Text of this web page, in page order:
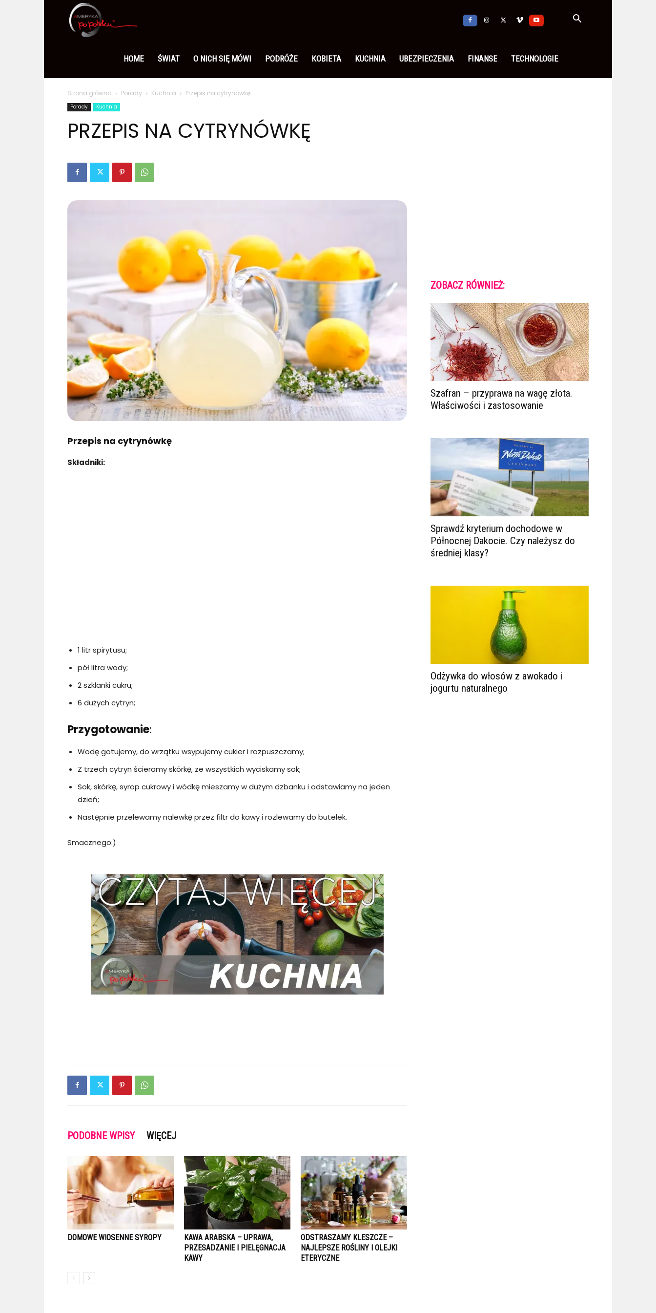
po
polsku
HOME ŚWIAT O NICH SIĘ MÓWI PODRÓŻE KOBIETA KUCHNIA UBEZPIECZENIA FINANSE TECHNOLOGIE
Strona główna Porady Kuchnia Przepis na cytrynówkę
Porady Kuchnia
PRZEPIS NA CYTRYNÓWKĘ
Przepis na cytrynówkę
Składniki:
1 litr spirytusu;
pół litra wody;
2 szklanki cukru;
6 dużych cytryn;
Przygotowanie:
Wodę gotujemy, do wrzątku wsypujemy cukier i rozpuszczamy;
Z trzech cytryn ścieramy skórkę, ze wszystkich wyciskamy sok;
Sok, skórkę, syrop cukrowy i wódkę mieszamy w dużym dzbanku i odstawiamy na jeden
dzień;
Następnie przelewamy nalewkę przez filtr do kawy i rozlewamy do butelek.
Smacznego:)
PODOBNE WPISY WIĘCEJ
DOMOWE WIOSENNE SYROPY
KAWA ARABSKA – UPRAWA,
PRZESADZANIE I PIELĘGNACJA
KAWY
ODSTRASZAMY KLESZCZE –
NAJLEPSZE ROŚLINY I OLEJKI
ETERYCZNE
ZOBACZ RÓWNIEŻ:
Szafran – przyprawa na wagę złota.
Właściwości i zastosowanie
Sprawdź kryterium dochodowe w
Północnej Dakocie. Czy należysz do
średniej klasy?
Odżywka do włosów z awokado i
jogurtu naturalnego